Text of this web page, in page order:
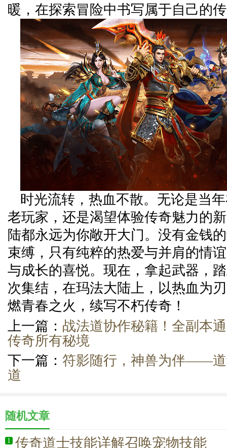
暖，在探索冒险中书写属于自己的
时光流转，热血不散。无论是当
老玩家，还是渴望体验传奇魅力的
陆都永远为你敞开大门。没有金钱
束缚，只有纯粹的热爱与并肩的情
与成长的喜悦。现在，拿起武器，
次集结，在玛法大陆上，以热血为
燃青春之火，续写不朽传奇！
上一篇： 战法道协作秘籍！全副本
传奇所有秘境
下一篇： 符影随行，神兽为伴——
道
随机文章
1 传奇道士技能详解召唤宠物技能